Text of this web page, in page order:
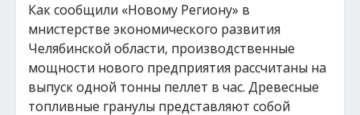
Как сообщили «Новому Региону» в
мнистерстве экономического развития
Челябинской области, производственные
мощности нового предприятия рассчитаны на
выпуск одной тонны пеллет в час. Древесные
топливные гранулы представляют собой